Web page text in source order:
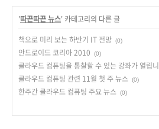
'따끈따끈 뉴스' 카테고리의 다른 글
책으로 미리 보는 하반기 IT 전망 (0)
안드로이드 코리아 2010 (0)
클라우드 컴퓨팅을 통찰할 수 있는 강좌가 열립
클라우드 컴퓨팅 관련 11월 첫 주 뉴스 (0)
한주간 클라우드 컴퓨팅 주요 뉴스 (0)